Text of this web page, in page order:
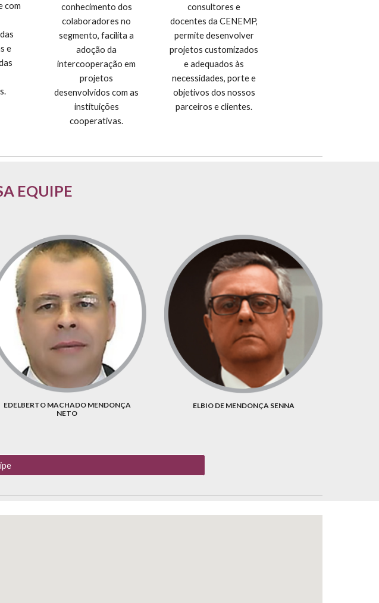
com
e
conhecimento dos
colaboradores no
segmento, facilita a
adoção da
intercooperação em
projetos
desenvolvidos com as
instituições
cooperativas.
consultores e
docentes da CENEMP,
permite desenvolver
projetos customizados
e adequados às
necessidades, porte e
objetivos dos nossos
parceiros e clientes.
EQUIPE
EDELBERTO MACHADO MENDONÇA
NETO
ELBIO DE MENDONÇA SENNA